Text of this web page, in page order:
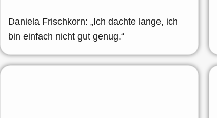
Daniela Frischkorn: „Ich dachte lange, ich
bin einfach nicht gut genug.“